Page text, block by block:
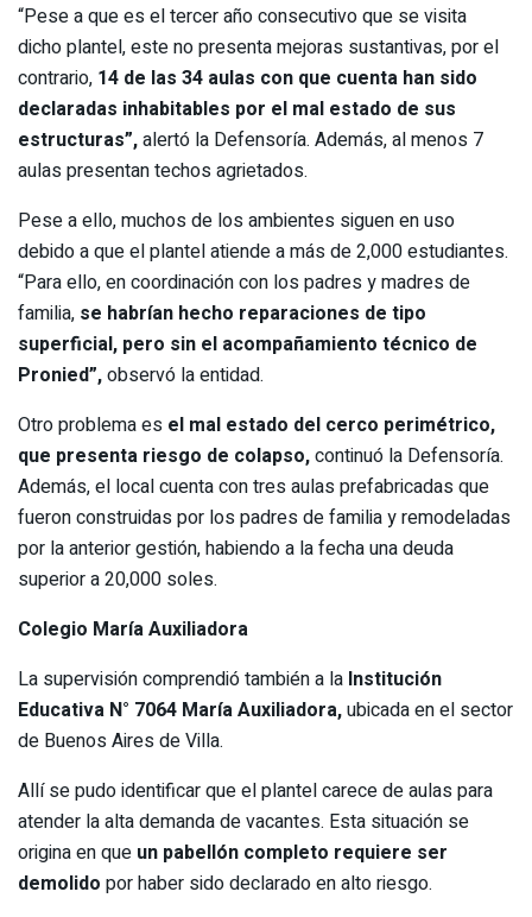
“Pese a que es el tercer año consecutivo que se visita
dicho plantel, este no presenta mejoras sustantivas, por el
contrario, 14 de las 34 aulas con que cuenta han sido
declaradas inhabitables por el mal estado de sus
estructuras”,alertó la Defensoría. Además, al menos 7
aulas presentan techos agrietados.
Pese a ello, muchos de los ambientes siguen en uso
debido a que el plantel atiende a más de 2,000 estudiantes.
“Para ello, en coordinación con los padres y madres de
familia, se habrían hecho reparaciones de tipo
superficial, pero sin el acompañamiento técnico de
Pronied”,observó la entidad.
Otro problema es el mal estado del cerco perimétrico,
que presenta riesgo de colapso,continuó la Defensoría.
Además, el local cuenta con tres aulas prefabricadas que
fueron construidas por los padres de familia y remodeladas
por la anterior gestión, habiendo a la fecha una deuda
superior a 20,000 soles.
Colegio María Auxiliadora
La supervisión comprendió también a la Institución
Educativa N° 7064 María Auxiliadora,ubicada en el sector
de Buenos Aires de Villa.
Allí se pudo identificar que el plantel carece de aulas para
atender la alta demanda de vacantes. Esta situación se
origina en que un pabellón completo requiere ser
demolido por haber sido declarado en alto riesgo.